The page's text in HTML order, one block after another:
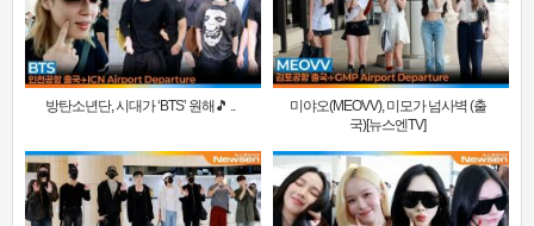
방탄소년단, 시대가 ‘BTS’ 원해🎵 ..
미야오(MEOVV), 미모가 넘사벽 (출
국)[뉴스엔TV]